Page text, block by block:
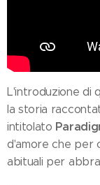
L'introduzione di
la storia
intitolato
d'amore che per
abituali per